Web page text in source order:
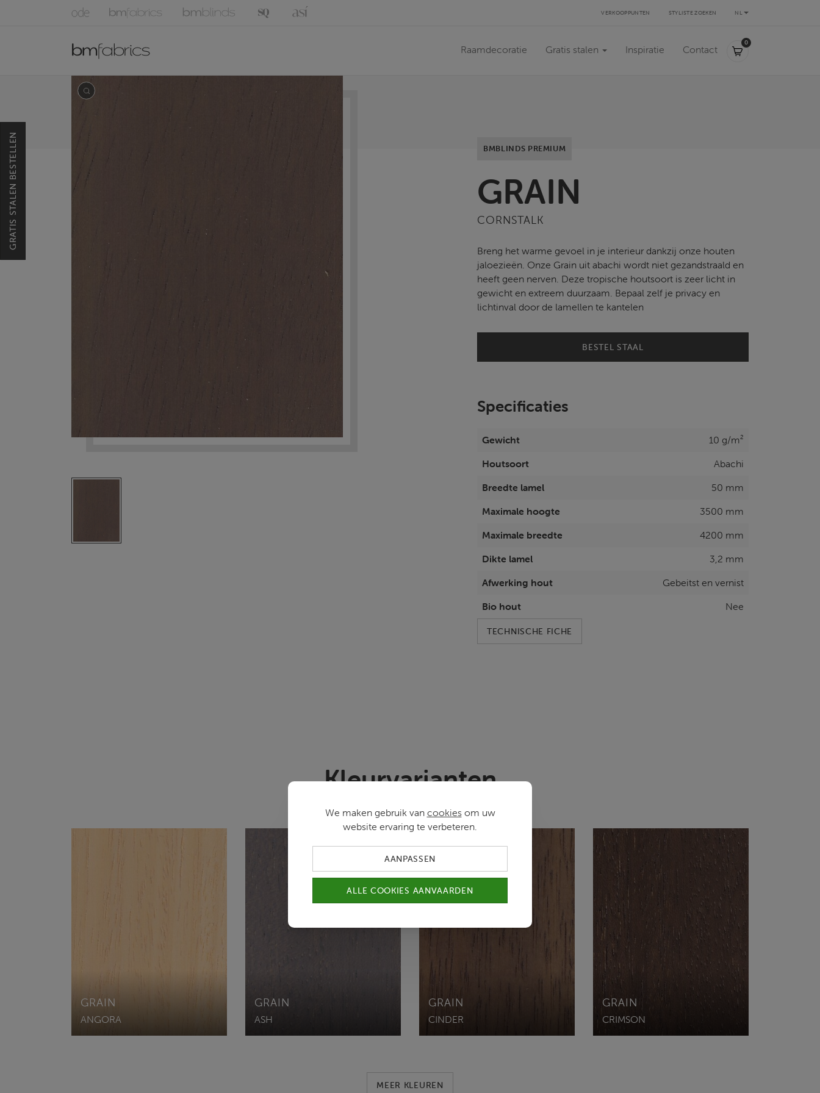
NL
VERKOOPPUNTEN STYLISTE ZOEKEN
Raamdecoratie Gratis stalen Inspiratie Contact
00,00 €
BMBLINDS PREMIUM
GRAIN
CORNSTALK
Breng het warme gevoel in je interieur dankzij onze houten
jaloezieën. Onze Grain uit abachi wordt niet gezandstraald en
heeft geen nerven. Deze tropische houtsoort is zeer licht in
gewicht en extreem duurzaam. Bepaal zelf je privacy en
lichtinval door de lamellen te kantelen
BESTEL STAAL
Specificaties
Gewicht
10 g/m²
Houtsoort
Abachi
Breedte lamel
50 mm
Maximale hoogte
3500 mm
Maximale breedte
4200 mm
Dikte lamel
3,2 mm
Afwerking hout
Gebeitst en vernist
Bio hout
Nee
TECHNISCHE FICHE
Kleurvarianten
GRAIN
ANGORA
GRAIN
ASH
GRAIN
CINDER
GRAIN
CRIMSON
MEER KLEUREN
GRATIS STALEN BESTELLEN
We maken gebruik van cookiesom uw
website ervaring te verbeteren.
AANPASSEN
ALLE COOKIES AANVAARDEN